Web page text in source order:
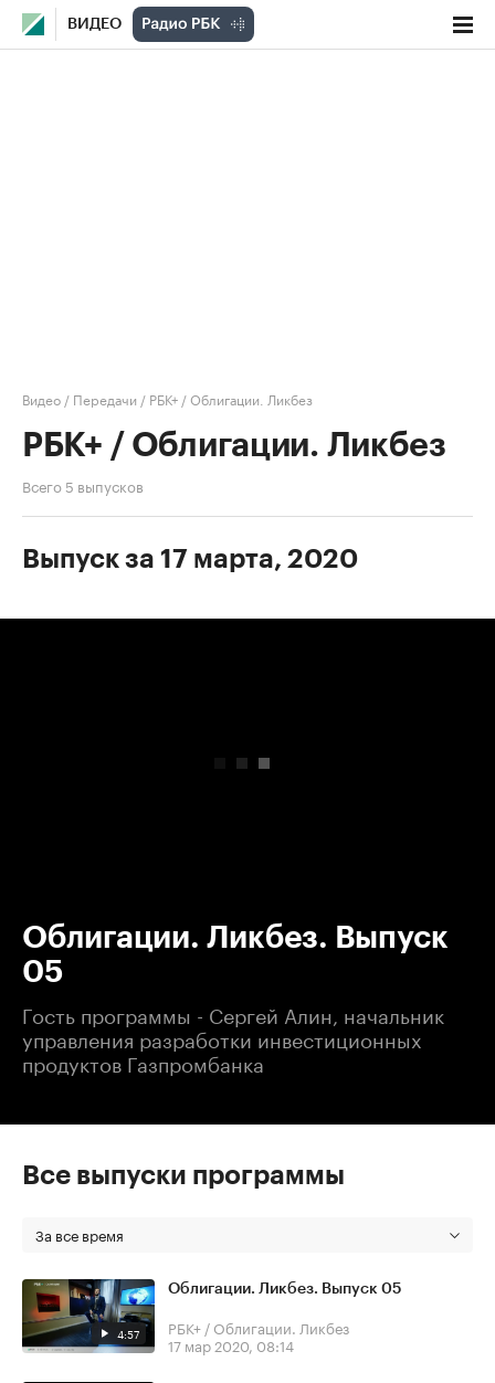
ВИДЕО
Видео / Передачи / РБК+ / Облигации. Ликбез
РБК+ / Облигации. Ликбез
Всего 5 выпусков
Выпуск за 17 марта, 2020
Облигации. Ликбез. Выпуск
05
Гость программы - Сергей Алин, начальник
управления разработки инвестиционных
продуктов Газпромбанка
Все выпуски программы
За все время
4:57
Облигации. Ликбез. Выпуск 05
РБК+ / Облигации. Ликбез
17 мар 2020, 08:14